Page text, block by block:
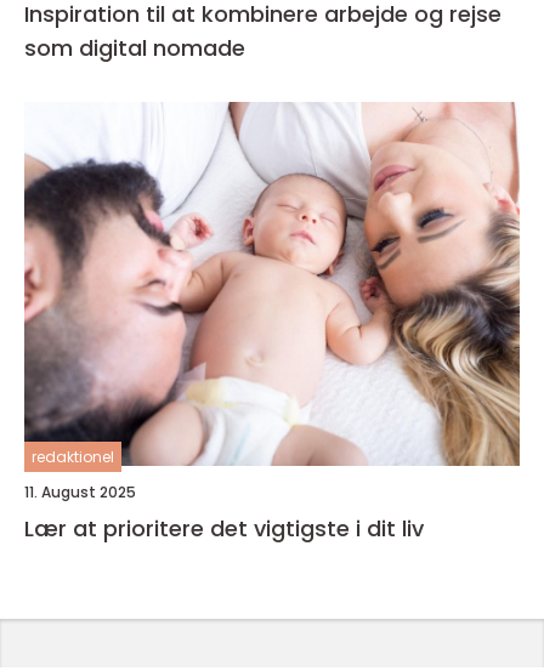
Inspiration til at kombinere arbejde og rejse
som digital nomade
redaktionel
11. August 2025
Lær at prioritere det vigtigste i dit liv